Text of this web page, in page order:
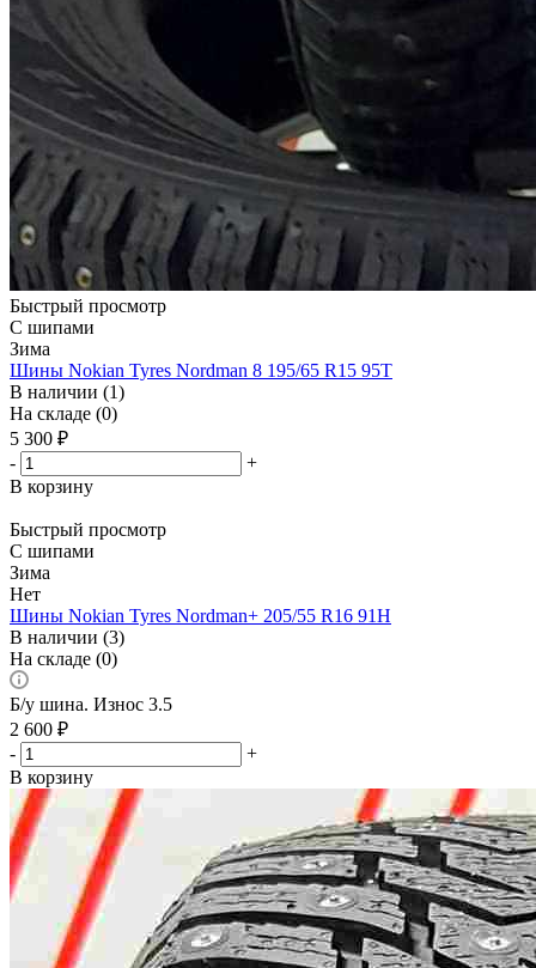
Быстрый просмотр
С шипами
Зима
Шины Nokian Tyres Nordman 8 195/65 R15 95T
В наличии (1)
На складе (0)
5 300 ₽
-
+
В корзину
Быстрый просмотр
С шипами
Зима
Нет
Шины Nokian Tyres Nordman+ 205/55 R16 91H
В наличии (3)
На складе (0)
Б/у шина. Износ 3.5
2 600 ₽
-
+
В корзину